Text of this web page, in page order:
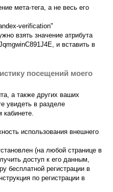
мета-тега, а не весь его
verification"
взять значение атрибута
и вставить в
посещений моего
а также других ваших
увидеть в разделе
кабинете.
использования внешнего
(на любой странице в
доступ к его данным,
бесплатной регистрации в
по регистрации в